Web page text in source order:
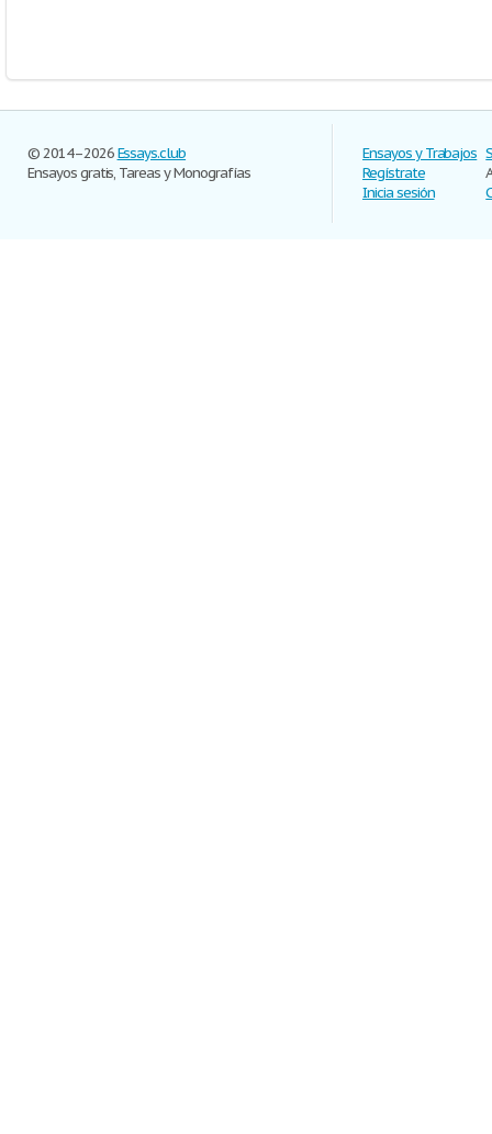
© 2014–2026Essays.club
Ensayos gratis, Tareas y Monografías
Ensayos y Trabajos
Regístrate
Inicia sesión